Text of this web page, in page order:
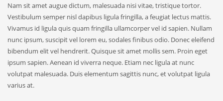
Nam sit amet augue dictum, malesuada nisi vitae, tristique tortor.
Vestibulum semper nisl dapibus ligula fringilla, a feugiat lectus mattis.
Vivamus id ligula quis quam fringilla ullamcorper vel id sapien. Nullam
nunc ipsum, suscipit vel lorem eu, sodales finibus odio. Donec eleifend
bibendum elit vel hendrerit. Quisque sit amet mollis sem. Proin eget
ipsum sapien. Aenean id viverra neque. Etiam nec ligula at nunc
volutpat malesuada. Duis elementum sagittis nunc, et volutpat ligula
varius at.